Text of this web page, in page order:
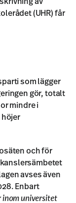
(UHR) får
som lägger
gör, totalt
mindre i
höjer
och för
avses även
Enbart
universitet